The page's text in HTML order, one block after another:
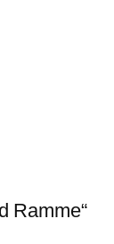
Ramme“